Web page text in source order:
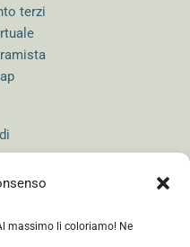
massimo li coloriamo! Ne
terzi